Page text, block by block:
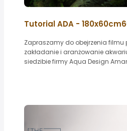
Tutorial ADA -
Zapraszamy do obejrzenia filmu
zakładanie i aranżowanie
siedzibie firmy Aqua Design